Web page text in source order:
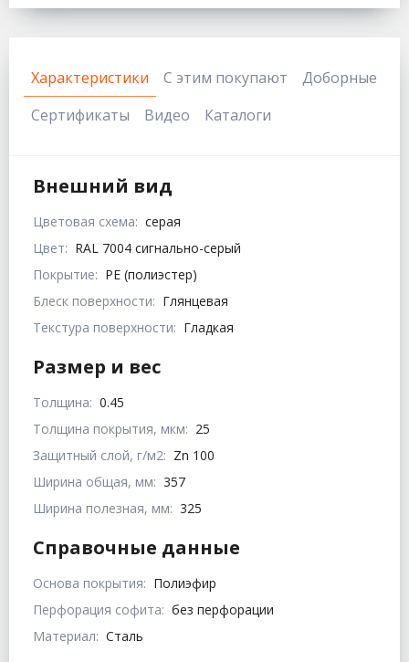
Характеристики С этим покупают
Доборные
Сертификаты
Видео Каталоги
Внешний вид
Цветовая схема: серая
Цвет: RAL 7004 сигнально-серый
Покрытие: PE (полиэстер)
Блеск поверхности: Глянцевая
Текстура поверхности: Гладкая
Размер и вес
Толщина: 0.45
Толщина покрытия, мкм: 25
Защитный слой, г/м2: Zn 100
Ширина общая, мм: 357
Ширина полезная, мм: 325
Справочные данные
Основа покрытия: Полиэфир
Перфорация софита: без перфорации
Материал: Сталь